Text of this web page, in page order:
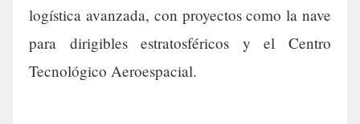
logística avanzada, con proyectos como la nave
para dirigibles estratosféricos y el Centro
Tecnológico Aeroespacial.